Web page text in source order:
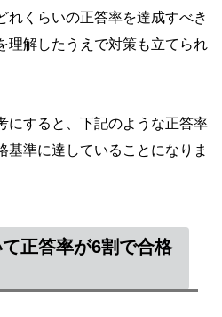
れくらいの正答率を達成すべき
理解したうえで対策も立てられ
にすると、下記のような正答率
基準に達していることになりま
正答率が6割で合格